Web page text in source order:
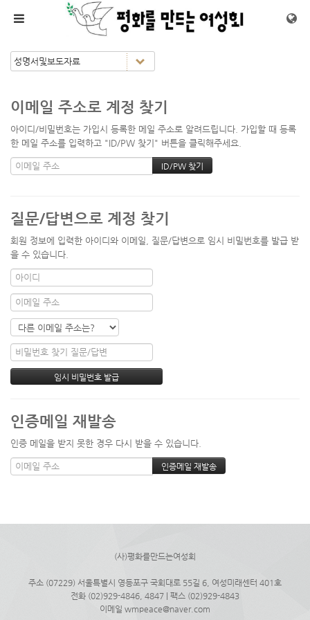
이메일 주소로 계정 찾기
아이디/비밀번호는 가입시 등록한 메일 주소로 알려드립니다. 가입할 때 등록
한 메일 주소를 입력하고 "ID/PW 찾기" 버튼을 클릭해주세요.
질문/답변으로 계정 찾기
회원 정보에 입력한 아이디와 이메일, 질문/답변으로 임시 비밀번호를 발급 받
을 수 있습니다.
인증메일 재발송
인증 메일을 받지 못한 경우 다시 받을 수 있습니다.
(사)평화를만드는여성회
주소 (07229) 서울특별시 영등포구 국회대로 55길 6, 여성미래센터 401호
전화 (02)929-4846, 4847 | 팩스 (02)929-4843
이메일 wmpeace@naver.com